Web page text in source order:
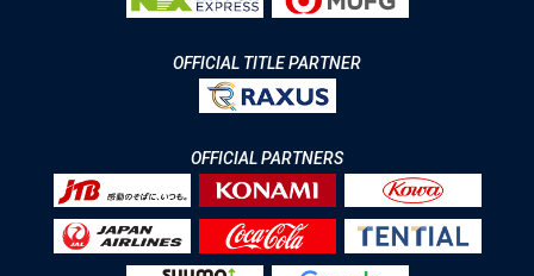
OFFICIAL TITLE PARTNER
OFFICIAL PARTNERS